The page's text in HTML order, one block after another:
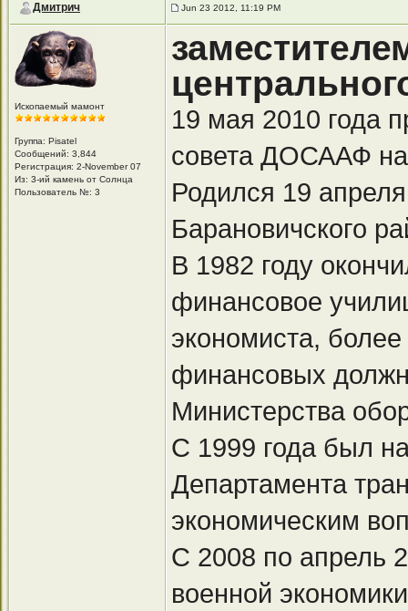
Дмитрич Jun 23 2012, 11:19 PM
Ископаемый мамонт
Группа: Pisatel
Сообщений: 3,844
Регистрация: 2-November 07
Из: 3-ий камень от Солнца
Пользователь №: 3
19 мая 2010 года
совета ДОСААФ
Родился 19
Барановичского
В 1982 году
финансовое
экономиста,
финансовых
Министерства
С 1999 года был
Департамента
экономическим
С 2008 по апрель
военной